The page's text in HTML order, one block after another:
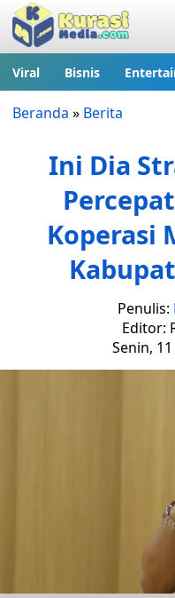
Viral Bisnis
Beranda » Berita
Ini Dia
Koperasi
Penulis:
Editor:
Senin,